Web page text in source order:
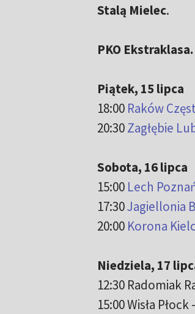
Stalą Mielec.
PKO
Piątek, 15 lipca
18:00 Raków
20:30Zagłębie
Sobota, 16 lipca
15:00 Lech
17:30Jagiellonia
20:00 Korona
Niedziela, 17
12:30 Radomiak
15:00 Wisła